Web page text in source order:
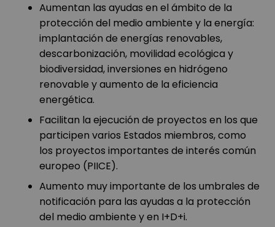
Aumentan las ayudas en el ámbito de la
protección del medio ambiente y la energía:
implantación de energías renovables,
descarbonización, movilidad ecológica y
biodiversidad, inversiones en hidrógeno
renovable y aumento de la eficiencia
energética.
Facilitan la ejecución de proyectos en los que
participen varios Estados miembros, como
los proyectos importantes de interés común
europeo (PIICE).
Aumento muy importante de los umbrales de
notificación para las ayudas a la protección
del medio ambiente y en I+D+i.